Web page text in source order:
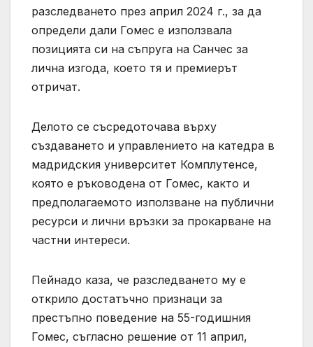
разследването през април 2024 г., за да
определи дали Гомес е използвала
позицията си на съпруга на Санчес за
лична изгода, което тя и премиерът
отричат.
Делото се съсредоточава върху
създаването и управлението на катедра в
мадридския университет Комплутенсе,
която е ръководена от Гомес, както и
предполагаемото използване на публични
ресурси и лични връзки за прокарване на
частни интереси.
Пейнадо каза, че разследването му е
открило достатъчно признаци за
престъпно поведение на 55-годишния
Гомес, съгласно решение от 11 април,